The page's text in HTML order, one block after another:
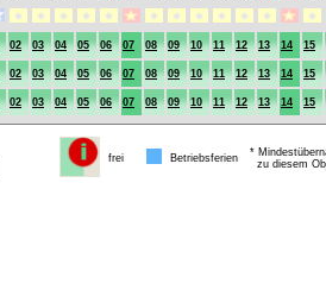
02 03 04 05 06 07 08 09 10 11 12 13 14
15
02 03 04 05 06 07 08 09 10 11 12 13 14
15
02 03 04 05 06 07 08 09 10 11 12 13 14 15
frei Betriebsferien
*
zu diesem